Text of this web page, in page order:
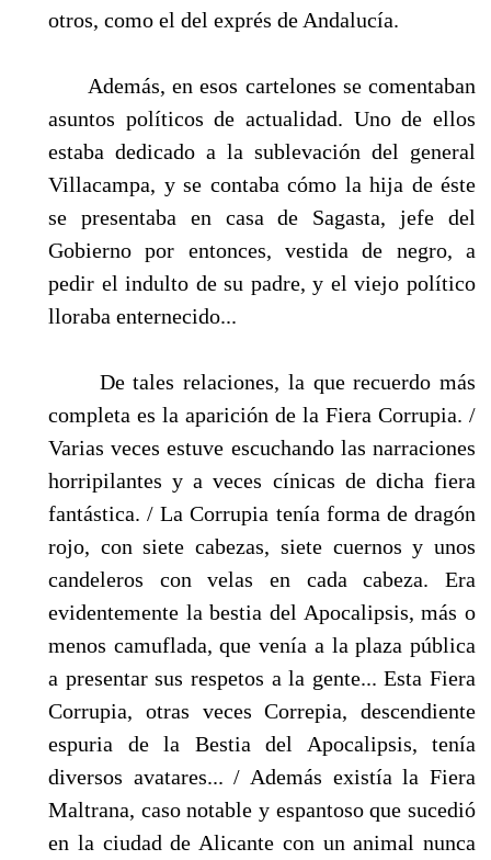
otros, como el del exprés de Andalucía.
Además, en esos cartelones se comentaban
asuntos políticos de actualidad. Uno de ellos
estaba dedicado a la sublevación del general
Villacampa, y se contaba cómo la hija de éste
se presentaba en casa de Sagasta, jefe del
Gobierno por entonces, vestida de negro, a
pedir el indulto de su padre, y el viejo político
lloraba enternecido...
De tales relaciones, la que recuerdo más
completa es la aparición de la Fiera Corrupia. /
Varias veces estuve escuchando las narraciones
horripilantes y a veces cínicas de dicha fiera
fantástica. / La Corrupia tenía forma de dragón
rojo, con siete cabezas, siete cuernos y unos
candeleros con velas en cada cabeza. Era
evidentemente la bestia del Apocalipsis, más o
menos camuflada, que venía a la plaza pública
a presentar sus respetos a la gente... Esta Fiera
Corrupia, otras veces Correpia, descendiente
espuria de la Bestia del Apocalipsis, tenía
diversos avatares... / Además existía la Fiera
Maltrana, caso notable y espantoso que sucedió
en la ciudad de Alicante con un animal nunca